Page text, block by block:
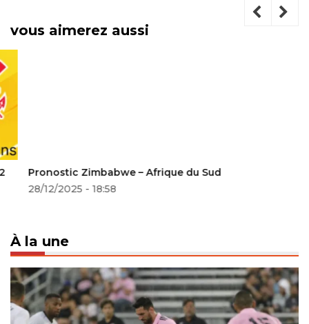
vous aimerez aussi
Pronostic Zimbabwe – Afrique du Sud
28/12/2025 - 18:58
À la une